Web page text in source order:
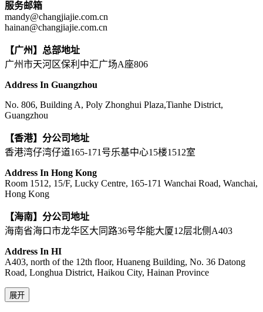
服务邮箱
mandy@changjiajie.com.cn
hainan@changjiajie.com.cn
【广州】总部地址
广州市天河区保利中汇广场A座806
Address In Guangzhou
No. 806, Building A, Poly Zhonghui Plaza,Tianhe District,
Guangzhou
【香港】分公司地址
香港湾仔湾仔道165-171号乐基中心15楼1512室
Address In Hong Kong
Room 1512, 15/F, Lucky Centre, 165-171 Wanchai Road, Wanchai,
Hong Kong
【海南】分公司地址
海南省海口市龙华区大同路36号华能大厦12层北侧A403
Address In HI
A403, north of the 12th floor, Huaneng Building, No. 36 Datong
Road, Longhua District, Haikou City, Hainan Province
展开